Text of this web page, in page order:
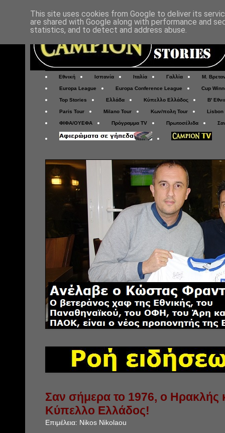
Εθνική Ισπανία Ιταλία Γαλλία Μ.
Europa League Europa Conference League Cup
Top Stories Ελλάδα Κύπελλο Ελλάδος Β'
Paris Tour Milano Tour Κων/πολη Tour Lisbon
ΦΙΦΑ/ΟΥΕΦΑ Πρόγραμμα TV Πρωτοσέλιδα
Σαν σήμερα το 1976, ο Ηρακλής
Κύπελλο Ελλάδος!
Επιμέλεια: Nikos Nikolaou
This site uses cookies from Google to deliver its
are shared with Google along with performance and
statistics, and to detect and address abuse.